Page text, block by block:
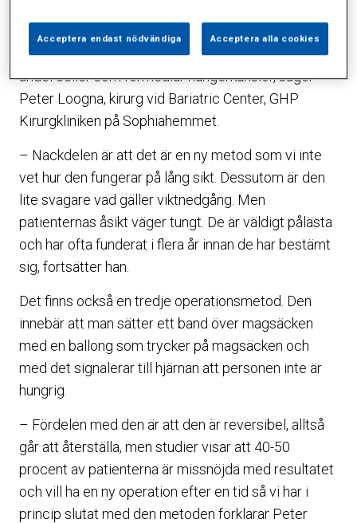
risken för näringsbrist och tarmvred. När
magsäcken blir mindre försvinner dessutom en stor
andel celler som förmedlar hungerkänslor, säger
Peter Loogna, kirurg vid Bariatric Center, GHP
Kirurgkliniken på Sophiahemmet.
– Nackdelen är att det är en ny metod som vi inte
vet hur den fungerar på lång sikt. Dessutom är den
lite svagare vad gäller viktnedgång. Men
patienternas åsikt väger tungt. De är väldigt pålästa
och har ofta funderat i flera år innan de har bestämt
sig, fortsätter han.
Det finns också en tredje operationsmetod. Den
innebär att man sätter ett band över magsäcken
med en ballong som trycker på magsäcken och
med det signalerar till hjärnan att personen inte är
hungrig.
– Fördelen med den är att den är reversibel, alltså
går att återställa, men studier visar att 40-50
procent av patienterna är missnöjda med resultatet
och vill ha en ny operation efter en tid så vi har i
princip slutat med den metoden förklarar Peter
Acceptera endast nödvändiga Acceptera alla cookies